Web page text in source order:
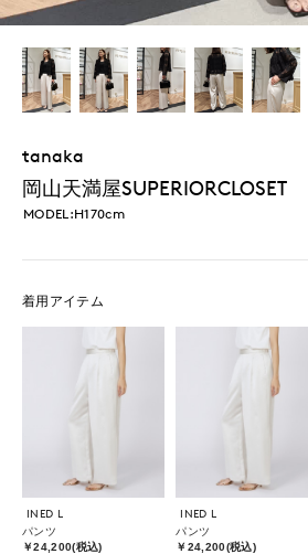
tanaka
岡山天満屋SUPERIORCLOSET
MODEL:H170cm
着用アイテム
INED L
パンツ
￥24,200(税込)
INED L
パンツ
￥24,200(税込)